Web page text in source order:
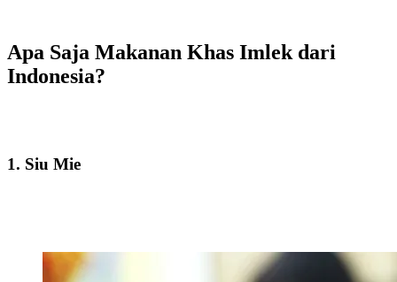
Apa Saja Makanan Khas Imlek dari
Indonesia?
1. Siu Mie